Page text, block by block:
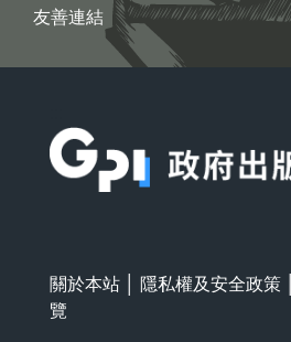
友善連結
關於本站 隱私權及安全政策
覽